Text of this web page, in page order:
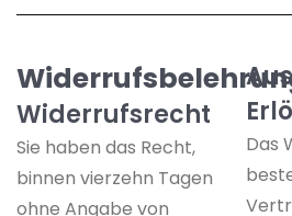
Widerrufsrecht
Sie haben das Recht,
binnen vierzehn Tagen
ohne Angabe von
Das